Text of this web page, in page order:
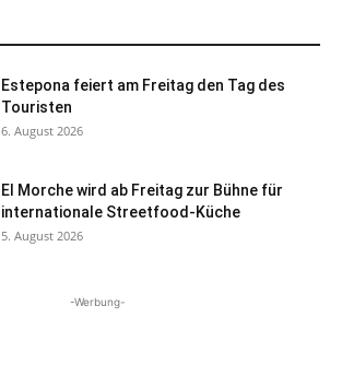
Estepona feiert am Freitag den Tag des
Touristen
6. August 2026
El Morche wird ab Freitag zur Bühne für
internationale Streetfood-Küche
5. August 2026
-Werbung-